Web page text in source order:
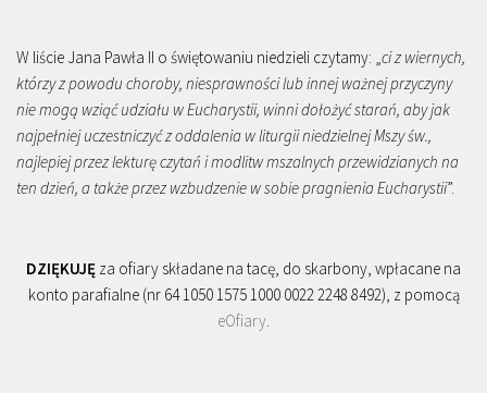
W liście Jana Pawła II o świętowaniu niedzieli czytamy: „ ci z wiernych,
którzy z powodu choroby, niesprawności lub innej ważnej przyczyny
nie mogą wziąć udziału w Eucharystii, winni dołożyć starań, aby jak
najpełniej uczestniczyć z oddalenia w liturgii niedzielnej Mszy św.,
najlepiej przez lekturę czytań i modlitw mszalnych przewidzianych na
ten dzień, a także przez wzbudzenie w sobie pragnienia Eucharystii”.
DZIĘKUJĘ za ofiary składane na tacę, do skarbony, wpłacane na
konto parafialne (nr 64 1050 1575 1000 0022 2248 8492), z pomocą
eOfiary